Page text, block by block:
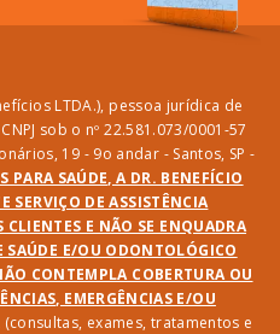
LTDA.), pessoa jurídica de
sob o nº 22.581.073/0001-57
19 - 9o andar - Santos, SP -
PARA SAÚDE, A DR. BENEFÍCIO
SERVIÇO DE ASSISTÊNCIA
CLIENTES E NÃO SE ENQUADRA
SAÚDE E/OU ODONTOLÓGICO
CONTEMPLA COBERTURA OU
EMERGÊNCIAS E/OU
(consultas, exames, tratamentos e